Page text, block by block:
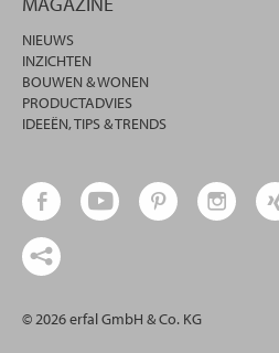
NIEUWS
INZICHTEN
BOUWEN & WONEN
PRODUCTADVIES
IDEEËN, TIPS & TRENDS
© 2026 erfal GmbH & Co. KG